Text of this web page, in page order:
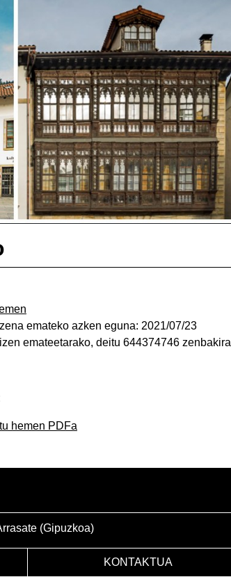
emateko azken eguna: 2021/07/23
emateetarako, deitu 644374746 zenbakira
hemen PDFa
(Gipuzkoa)
KONTAKTUA